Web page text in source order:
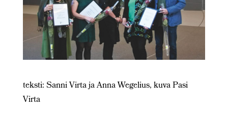
teksti: Sanni Virta ja Anna Wegelius, kuva Pasi
Virta